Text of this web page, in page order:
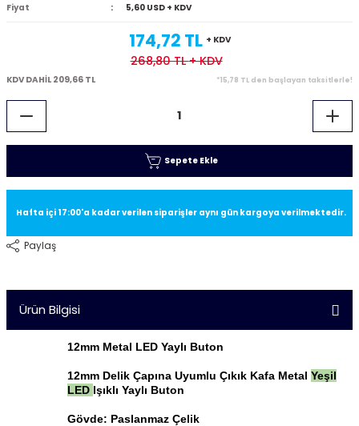
Fiyat
5,60 USD + KDV
174,72 TL + KDV
268,80 TL+ KDV
KDV DAHİL 209,66 TL *15,78 TL den başlayan taksitlerle!
Sepete Ekle
Hafta içi 17:00'a kadar verilen siparişler aynı gün kargoya verilmektedir.
Paylaş
Ürün Bilgisi
12mm Metal LED Yaylı Buton
12mm Delik Çapına Uyumlu Çıkık Kafa Metal Yeşil
LED Işıklı Yaylı Buton
Gövde: Paslanmaz Çelik